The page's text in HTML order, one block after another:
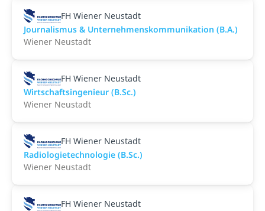
FH Wiener Neustadt
Journalismus & Unternehmenskommunikation (B.A.)
Wiener Neustadt
FH Wiener Neustadt
Wirtschaftsingenieur (B.Sc.)
Wiener Neustadt
FH Wiener Neustadt
Radiologietechnologie (B.Sc.)
Wiener Neustadt
FH Wiener Neustadt